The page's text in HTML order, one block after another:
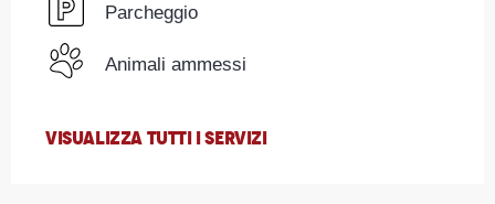
Parcheggio
Animali ammessi
VISUALIZZA TUTTI I SERVIZI